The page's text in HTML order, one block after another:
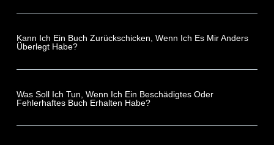
Kann Ich Ein Buch Zurückschicken, Wenn Ich Es Mir Anders
Überlegt Habe?
Was Soll Ich Tun, Wenn Ich Ein Beschädigtes Oder
Fehlerhaftes Buch Erhalten Habe?